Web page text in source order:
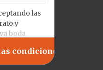
las
y
boda